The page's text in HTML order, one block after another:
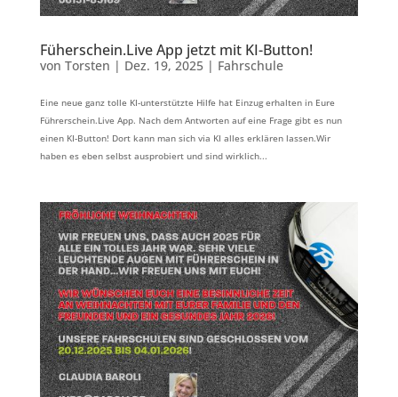
Füherschein.Live App jetzt mit KI-Button!
von Torsten | Dez. 19, 2025| Fahrschule
Eine neue ganz tolle KI-unterstützte Hilfe hat Einzug erhalten in Eure
Führerschein.Live App. Nach dem Antworten auf eine Frage gibt es nun
einen KI-Button! Dort kann man sich via KI alles erklären lassen.Wir
haben es eben selbst ausprobiert und sind wirklich...